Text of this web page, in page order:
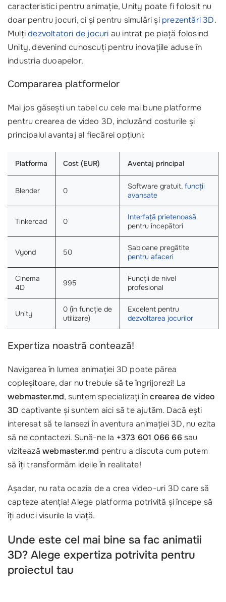
caracteristici pentru animație, Unity poate fi folosit nu
doar pentru jocuri, ci și pentru simulări și prezentări 3D.
Mulțidezvoltatori de jocuri au intrat pe piață folosind
Unity, devenind cunoscuți pentru inovațiile aduse în
industria duoapelor.
Compararea platformelor
Mai jos găsești un tabel cu cele mai bune platforme
pentru crearea de video 3D, incluzând costurile și
principalul avantaj al fiecărei opțiuni:
Platforma Cost (EUR) Aventaj principal
Blender 0 Software gratuit, funcții
avansate
Tinkercad 0
Interfață prietenoasă
pentru începători
Vyond 50
Șabloane pregătite
pentru afaceri
Cinema
4D
995
Funcții de nivel
profesional
Unity
0 (în funcție de
utilizare)
Excelent pentru
dezvoltarea jocurilor
Expertiza noastră contează!
Navigarea în lumea animației 3D poate părea
copleșitoare, dar nu trebuie să te îngrijorezi! La
webmaster.md, suntem specializați încrearea de video
3D captivante și suntem aici să te ajutăm. Dacă ești
interesat să te lansezi în aventura animației 3D, nu ezita
să ne contactezi. Sună-ne la +373 601 066 66sau
vizitează webmaster.md pentru a discuta cum putem
să îți transformăm ideile în realitate!
Așadar, nu rata ocazia de a crea video-uri 3D care să
capteze atenția! Alege platforma potrivită și începe să
îți aduci visurile la viață.
Unde este cel mai bine sa fac animatii
3D? Alege expertiza potrivita pentru
proiectul tau